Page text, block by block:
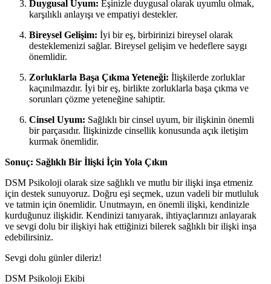
Duygusal Uyum: Eşinizle duygusal olarak uyumlu olmak,
karşılıklı anlayışı ve empatiyi destekler.
Bireysel Gelişim: İyi bir eş, birbirinizi bireysel olarak
desteklemenizi sağlar. Bireysel gelişim ve hedeflere saygı
önemlidir.
Zorluklarla Başa Çıkma Yeteneği: İlişkilerde zorluklar
kaçınılmazdır. İyi bir eş, birlikte zorluklarla başa çıkma ve
sorunları çözme yeteneğine sahiptir.
Cinsel Uyum: Sağlıklı bir cinsel uyum, bir ilişkinin önemli
bir parçasıdır. İlişkinizde cinsellik konusunda açık iletişim
kurmak önemlidir.
Sonuç: Sağlıklı Bir İlişki İçin Yola Çıkın
DSM Psikoloji olarak size sağlıklı ve mutlu bir ilişki inşa etmeniz
için destek sunuyoruz. Doğru eşi seçmek, uzun vadeli bir mutluluk
ve tatmin için önemlidir. Unutmayın, en önemli ilişki, kendinizle
kurduğunuz ilişkidir. Kendinizi tanıyarak, ihtiyaçlarınızı anlayarak
ve sevgi dolu bir ilişkiyi hak ettiğinizi bilerek sağlıklı bir ilişki inşa
edebilirsiniz.
Sevgi dolu günler dileriz!
DSM Psikoloji Ekibi